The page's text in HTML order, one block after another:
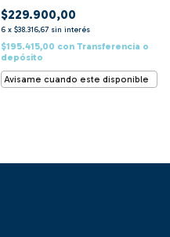
$229.900,00
6 x $38.316,67 sin interés
$195.415,00 con Transferencia o
depósito
Avisame cuando este disponible